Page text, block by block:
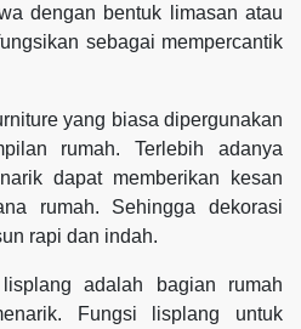
dengan bentuk limasan atau
sebagai mempercantik
yang biasa dipergunakan
rumah. Terlebih adanya
dapat memberikan kesan
rumah. Sehingga dekorasi
rapi dan indah.
adalah bagian rumah
Fungsi lisplang untuk